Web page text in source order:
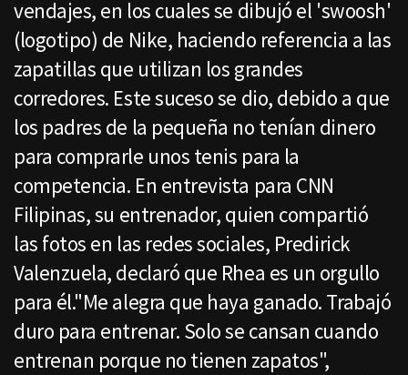
vendajes, en los cuales se dibujó el 'swoosh'
(logotipo) de Nike, haciendo referencia a las
zapatillas que utilizan los grandes
corredores. Este suceso se dio, debido a que
los padres de la pequeña no tenían dinero
para comprarle unos tenis para la
competencia. En entrevista para CNN
Filipinas, su entrenador, quien compartió
las fotos en las redes sociales, Predirick
Valenzuela, declaró que Rhea es un orgullo
para él."Me alegra que haya ganado. Trabajó
duro para entrenar. Solo se cansan cuando
entrenan porque no tienen zapatos",